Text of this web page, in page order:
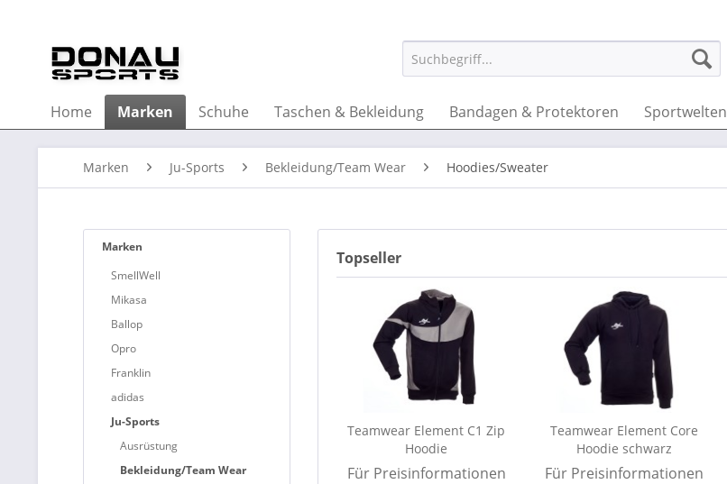
Home Marken Schuhe Taschen & Bekleidung Bandagen & Protektoren Sportwelten
Marken Ju-Sports Bekleidung/Team Wear Hoodies/Sweater
Marken
SmellWell
Mikasa
Ballop
Opro
Franklin
adidas
Ju-Sports
Ausrüstung
Bekleidung/Team Wear
Topseller
Teamwear Element C1 Zip
Hoodie
Für Preisinformationen
Teamwear Element Core
Hoodie schwarz
Für Preisinformationen